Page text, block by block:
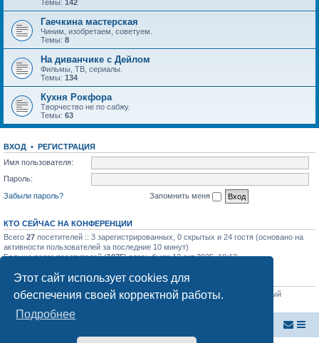
Этот сайт использует cookies для
обеспечения своей корректной работы.
Подробнее
Темы: 142
Гаечкина мастерская
Чиним, изобретаем, советуем.
Темы: 8
На диванчике с Дейлом
Фильмы, ТВ, сериалы.
Темы: 134
Кухня Рокфора
Творчество не по сабжу.
Темы: 63
ВХОД • РЕГИСТРАЦИЯ
Имя пользователя:
Пароль:
Забыли пароль?
Запомнить меня
КТО СЕЙЧАС НА КОНФЕРЕНЦИИ
Всего 27 посетителей :: 3 зарегистрированных, 0 скрытых и 24 гостя (основано на
активности пользователей за последние 10 минут)
Больше всего посетителей (1975) здесь было 12 окт 2025, 19:12
СТАТИСТИКА
Всего сообщений:39877• Всего тем:853• Всего пользователей:
• Новый